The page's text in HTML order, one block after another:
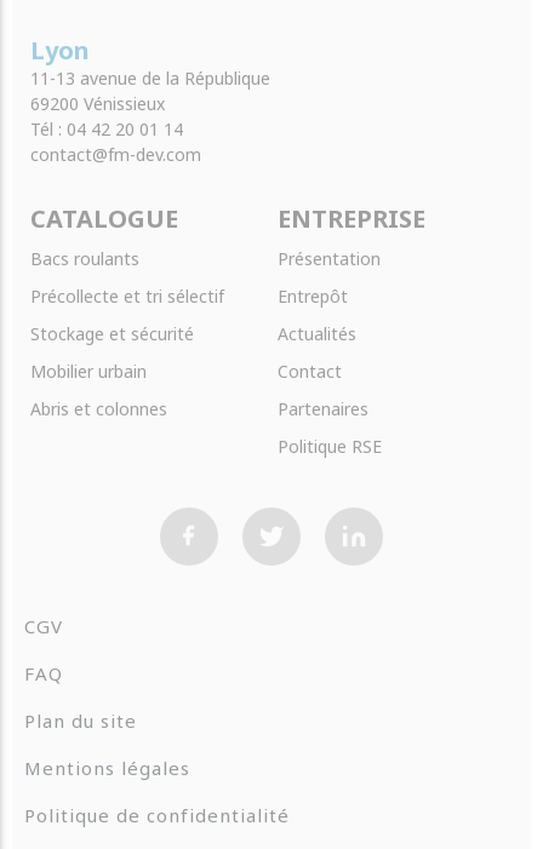
Lyon
11-13 avenue de la République
69200 Vénissieux
Tél : 04 42 20 01 14
contact@fm-dev.com
CATALOGUE
Bacs roulants
Précollecte et tri sélectif
Stockage et sécurité
Mobilier urbain
Abris et colonnes
ENTREPRISE
Présentation
Entrepôt
Actualités
Contact
Partenaires
Politique RSE
CGV
FAQ
Plan du site
Mentions légales
Politique de confidentialité